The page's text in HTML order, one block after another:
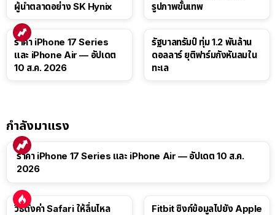
ผู้นำตลาดอย่าง SK Hynix
รูปภาพขั้นเทพ
ราคา iPhone 17 Series
และ iPhone Air — อัปเดต
10 ส.ค. 2026
รัฐบาลทรัมป์ ทุ่ม 1.2 พันล้าน
ดอลลาร์ ยุติฟาร์มกังหันลมใน
ทะเล
กำลังมาแรง
ราคา iPhone 17 Series และ iPhone Air — อัปเดต 10 ส.ค.
2026
วิธีตั้งค่า Safari ให้ลื่นไหล
Fitbit ซิงก์ข้อมูลไปยัง Apple